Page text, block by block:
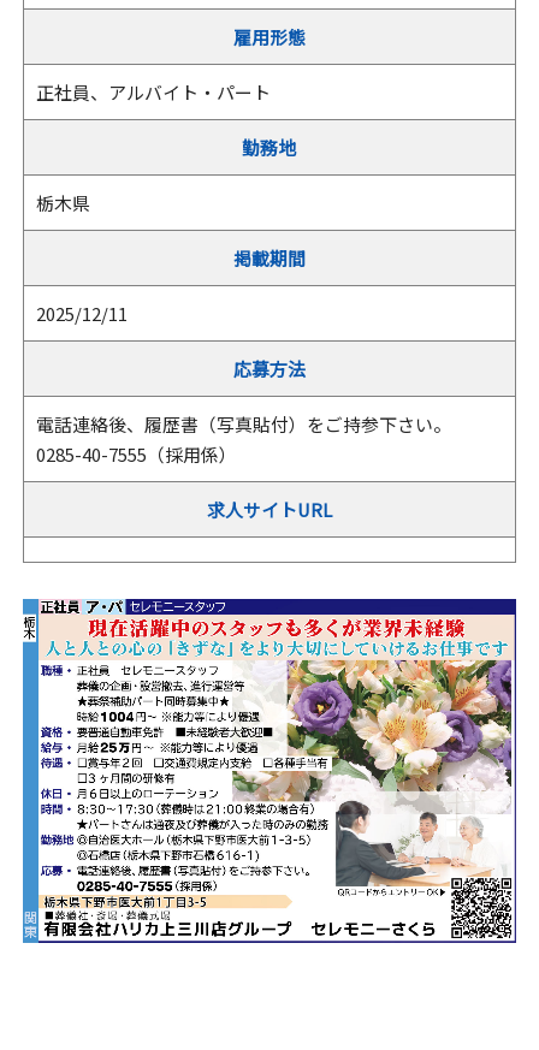
雇用形態
正社員、アルバイト・パート
勤務地
栃木県
掲載期間
2025/12/11
応募方法
電話連絡後、履歴書（写真貼付）をご持参下さい。
0285-40-7555（採用係）
求人サイトURL